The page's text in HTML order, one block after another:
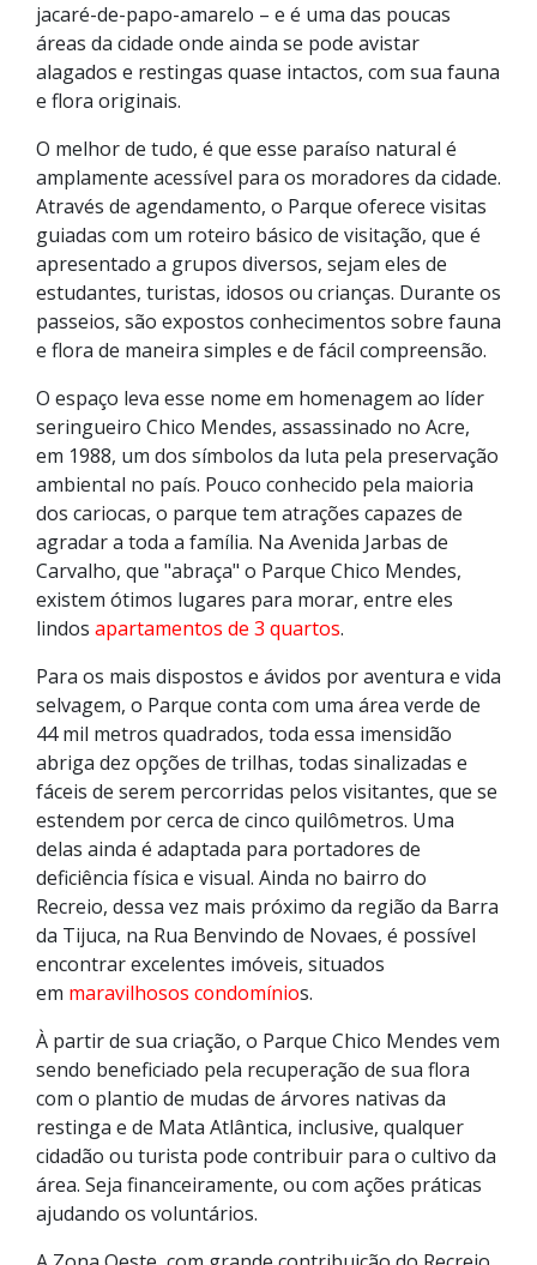
jacaré-de-papo-amarelo – e é uma das poucas
áreas da cidade onde ainda se pode avistar
alagados e restingas quase intactos, com sua fauna
e flora originais.
O melhor de tudo, é que esse paraíso natural é
amplamente acessível para os moradores da cidade.
Através de agendamento, o Parque oferece visitas
guiadas com um roteiro básico de visitação, que é
apresentado a grupos diversos, sejam eles de
estudantes, turistas, idosos ou crianças. Durante os
passeios, são expostos conhecimentos sobre fauna
e flora de maneira simples e de fácil compreensão.
O espaço leva esse nome em homenagem ao líder
seringueiro Chico Mendes, assassinado no Acre,
em 1988, um dos símbolos da luta pela preservação
ambiental no país. Pouco conhecido pela maioria
dos cariocas, o parque tem atrações capazes de
agradar a toda a família. Na Avenida Jarbas de
Carvalho, que "abraça" o Parque Chico Mendes,
existem ótimos lugares para morar, entre eles
lindos apartamentos de 3 quartos.
Para os mais dispostos e ávidos por aventura e vida
selvagem, o Parque conta com uma área verde de
44 mil metros quadrados, toda essa imensidão
abriga dez opções de trilhas, todas sinalizadas e
fáceis de serem percorridas pelos visitantes, que se
estendem por cerca de cinco quilômetros. Uma
delas ainda é adaptada para portadores de
deficiência física e visual. Ainda no bairro do
Recreio, dessa vez mais próximo da região da Barra
da Tijuca, na Rua Benvindo de Novaes, é possível
encontrar excelentes imóveis, situados
em maravilhosos condomínios.
À partir de sua criação, o Parque Chico Mendes vem
sendo beneficiado pela recuperação de sua flora
com o plantio de mudas de árvores nativas da
restinga e de Mata Atlântica, inclusive, qualquer
cidadão ou turista pode contribuir para o cultivo da
área. Seja financeiramente, ou com ações práticas
ajudando os voluntários.